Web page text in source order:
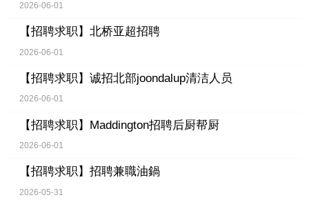
2026-06-01
【招聘求职】 北桥亚超招聘
2026-06-01
【招聘求职】 诚招北部joondalup清洁人员
2026-06-01
【招聘求职】 Maddington招聘后厨帮厨
2026-06-01
【招聘求职】 招聘兼職油鍋
2026-05-31